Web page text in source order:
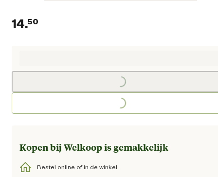
14.50
Loading...
Loading...
Kopen bij Welkoop is gemakkelijk
Bestel online of in de winkel.